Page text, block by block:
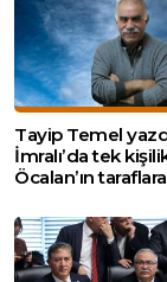
Tayip Temel
İmralı’da tek
Öcalan’ın